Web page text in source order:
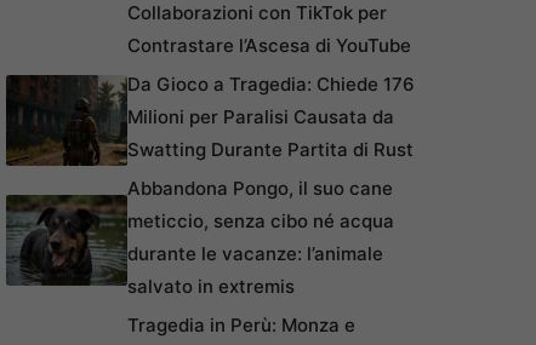
Collaborazioni con TikTok per
Contrastare l’Ascesa di YouTube
Da Gioco a Tragedia: Chiede 176
Milioni per Paralisi Causata da
Swatting Durante Partita di Rust
Abbandona Pongo, il suo cane
meticcio, senza cibo né acqua
durante le vacanze: l’animale
salvato in extremis
Tragedia in Perù: Monza e